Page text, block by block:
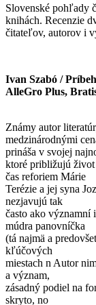
Slovenské pohľady
knihách. Recenzie
čitateľov, autorov i
Ivan Szabó /
AlleGro Plus,
Známy autor
medzinárodnými
prináša v svojej
ktoré približujú život
čas reforiem Márie
Terézie a jej syna
nezjavujú tak
často ako významní
múdra panovníčka
(tá najmä a
kľúčových
miestach n Autor
a význam,
zásadný podiel na
skryto, no